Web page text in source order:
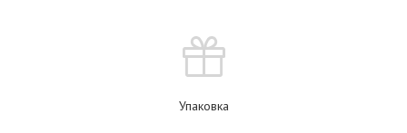
Упаковка